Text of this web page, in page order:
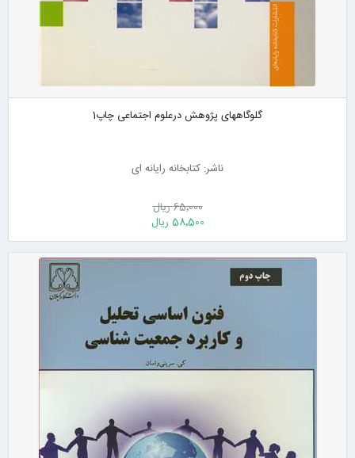
گلوگاههای پژوهش درعلوم اجتماعی چاپ1
ناشر: کتابخانه رایانه ای
65٬000 ریال
58٬500 ریال